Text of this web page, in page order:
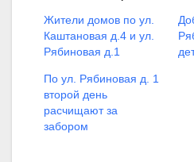
Жители домов по ул.
Каштановая д.4 и ул.
Рябиновая д.1
По ул. Рябиновая д. 1
второй день
расчищают за
забором